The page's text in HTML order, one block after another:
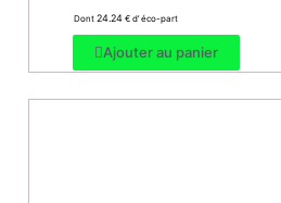
Dont 24.24 € d’ éco-part
Ajouter au panier